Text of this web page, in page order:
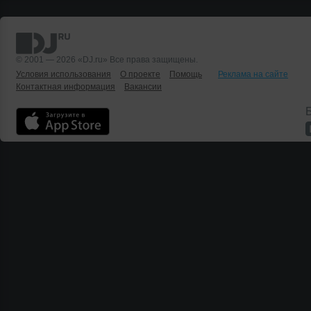
© 2001 — 2026 «DJ.ru» Все права защищены.
Условия использования
О проекте Помощь
Реклама на сайте
Контактная информация
Вакансии